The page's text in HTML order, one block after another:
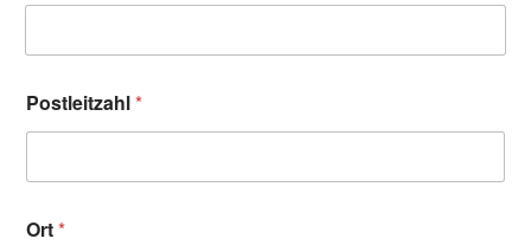
Postleitzahl*
Ort*